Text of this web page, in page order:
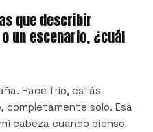
que describir
un escenario, ¿cuál
Hace frío, estás
completamente solo. Esa
cabeza cuando pienso